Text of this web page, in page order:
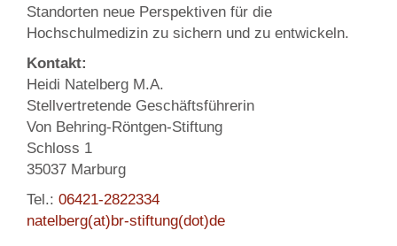
Standorten neue Perspektiven für die
Hochschulmedizin zu sichern und zu entwickeln.
Kontakt:
Heidi Natelberg M.A.
Stellvertretende Geschäftsführerin
Von Behring-Röntgen-Stiftung
Schloss 1
35037 Marburg
Tel.: 06421-2822334
natelberg(at)br-stiftung(dot)de